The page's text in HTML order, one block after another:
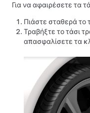
Για να αφαιρέσετε τα
Πιάστε σταθερά το
Τραβήξτε το τάσι
απασφαλίσετε τα